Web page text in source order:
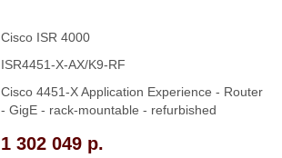
Cisco ISR 4000
ISR4451-X-AX/K9-RF
Cisco 4451-X Application Experience - Router
- GigE - rack-mountable - refurbished
1 302 049 р.